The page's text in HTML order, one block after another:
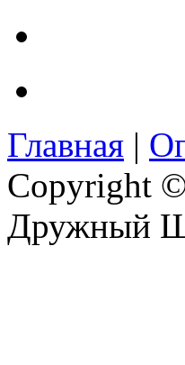
Главная |
Copyright ©
Дружный